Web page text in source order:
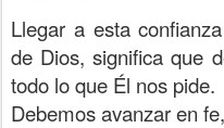
Llegar a esta
de Dios, significa que
todo lo que Él nos pide.
Debemos avanzar en